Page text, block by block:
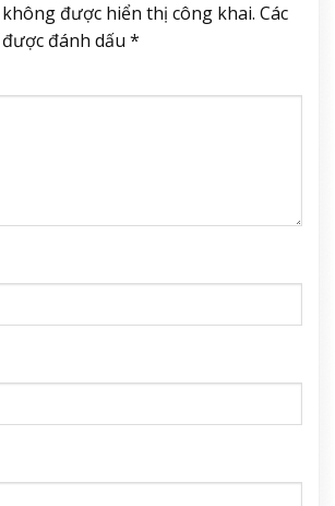
không được hiển thị công khai. Các
đánh dấu *